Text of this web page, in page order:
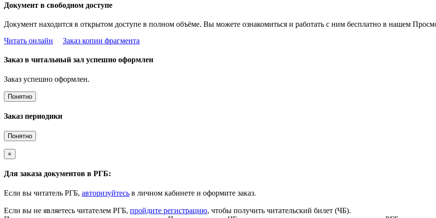
Документ в свободном доступе
Документ находится в открытом доступе в полном объёме. Вы можете ознакомиться и работать с ним бесплатно в нашем
Читать онлайн
Заказ копии фрагмента
Заказ в читальный зал успешно оформлен
Заказ успешно оформлен.
Понятно
Заказ периодики
Понятно
×
Для заказа документов в РГБ:
Если вы читатель РГБ, авторизуйтесь в личном кабинете и оформите заказ.
Если вы не являетесь читателем РГБ, пройдите регистрацию, чтобы получить читательский билет (ЧБ).